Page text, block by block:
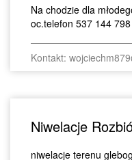
Na chodzie dla
oc.telefon 537 144
Kontakt:
Niwelacje
niwelacje terenu